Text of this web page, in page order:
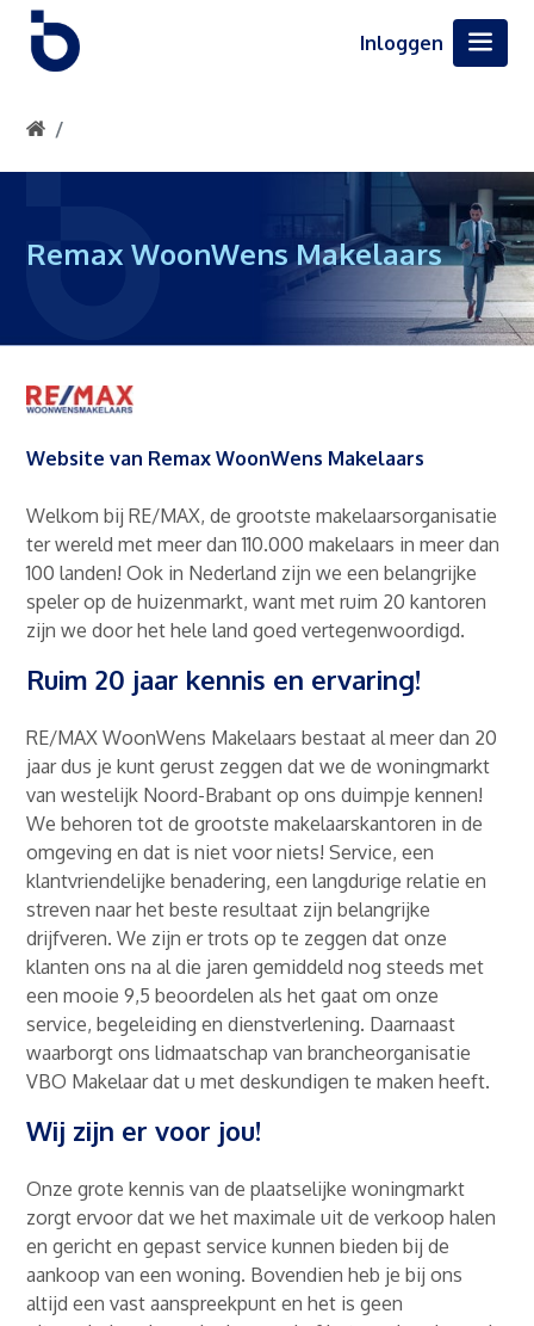
Inloggen
Remax WoonWens Makelaars
Website van Remax WoonWens Makelaars
Welkom bij RE/MAX, de grootste makelaarsorganisatie
ter wereld met meer dan 110.000 makelaars in meer dan
100 landen! Ook in Nederland zijn we een belangrijke
speler op de huizenmarkt, want met ruim 20 kantoren
zijn we door het hele land goed vertegenwoordigd.
Ruim 20 jaar kennis en ervaring!
RE/MAX WoonWens Makelaars bestaat al meer dan 20
jaar dus je kunt gerust zeggen dat we de woningmarkt
van westelijk Noord-Brabant op ons duimpje kennen!
We behoren tot de grootste makelaarskantoren in de
omgeving en dat is niet voor niets! Service, een
klantvriendelijke benadering, een langdurige relatie en
streven naar het beste resultaat zijn belangrijke
drijfveren. We zijn er trots op te zeggen dat onze
klanten ons na al die jaren gemiddeld nog steeds met
een mooie 9,5 beoordelen als het gaat om onze
service, begeleiding en dienstverlening. Daarnaast
waarborgt ons lidmaatschap van brancheorganisatie
VBO Makelaar dat u met deskundigen te maken heeft.
Wij zijn er voor jou!
Onze grote kennis van de plaatselijke woningmarkt
zorgt ervoor dat we het maximale uit de verkoop halen
en gericht en gepast service kunnen bieden bij de
aankoop van een woning. Bovendien heb je bij ons
altijd een vast aanspreekpunt en het is geen